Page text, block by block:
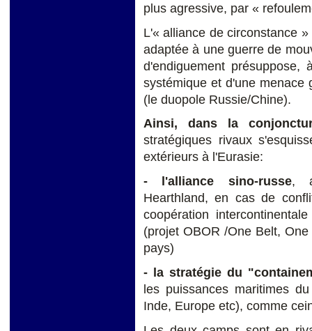
plus agressive, par «
L'« alliance de circonstance
adaptée à une guerre de
d'endiguement présuppose,
systémique et d'une menace
(le duopole Russie/Chine).
Ainsi, dans la
stratégiques rivaux
extérieurs à l'Eurasie:
- l'alliance sino-russe,
Hearthland, en cas de
coopération
(projet OBOR /One Belt,
pays)
- la stratégie du
les puissances maritimes
Inde, Europe etc), comme